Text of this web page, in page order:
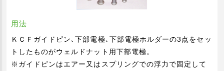
商品を探す
カタログから探す
用法
ＫＣＦガイドピン､下部電極､下部電極ホルダーの3点をセッ
トしたものがウェルドナット用下部電極。
※ガイドピンはエアー又はスプリングでの浮力で固定して